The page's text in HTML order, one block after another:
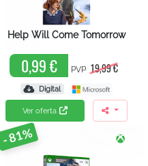
Help Will Come Tomorrow
0,99 € PVP 19,99 €
Digital
Ver oferta
- 81%